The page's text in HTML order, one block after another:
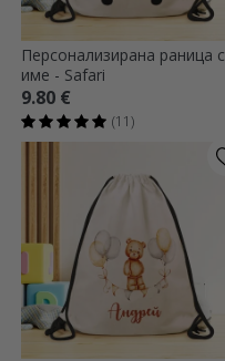
Персонализирана раница с
име - Safari
9.80 €
(11)